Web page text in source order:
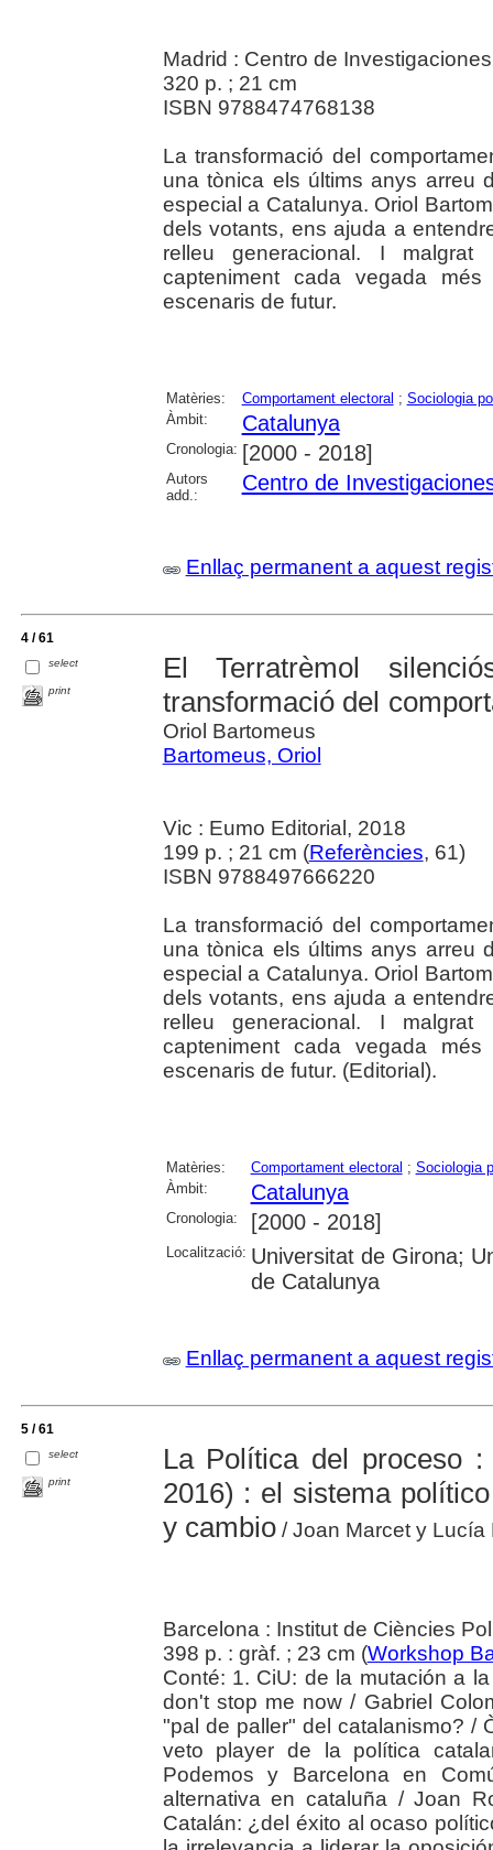
Madrid : Centro de
320 p. ; 21 cm
ISBN 9788474768138
La transformació del
una tònica els últims anys arreu
especial a Catalunya. Oriol
dels votants, ens ajuda a
relleu generacional. I
capteniment cada vegada
escenaris de futur.
Matèries: Comportament electoral ; Sociologia
Àmbit:
Catalunya
Cronologia: [2000 - 2018]
Autors
add.:
Centro de
Enllaç permanent a aquest
4 / 61
select
print
El Terratrèmol
transformació del
Oriol Bartomeus
Bartomeus, Oriol
Vic : Eumo Editorial, 2018
199 p. ; 21 cm (Referències, 61)
ISBN 9788497666220
La transformació del
una tònica els últims anys arreu
especial a Catalunya. Oriol
dels votants, ens ajuda a
relleu generacional. I
capteniment cada vegada
escenaris de futur. (Editorial).
Matèries: Comportament electoral ; Sociologia
Àmbit:
Catalunya
Cronologia: [2000 - 2018]
Localització: Universitat de Girona;
de Catalunya
Enllaç permanent a aquest
5 / 61
select
print
La Política del proceso
2016) : el sistema
y cambio/ Joan Marcet y Lucía
Barcelona : Institut de Ciències
398 p. : gràf. ; 23 cm (Workshop
Conté: 1. CiU: de la mutación a
don't stop me now / Gabriel
"pal de paller" del catalanismo? /
veto player de la política
Podemos y Barcelona en
alternativa en cataluña / Joan
Catalán: ¿del éxito al ocaso